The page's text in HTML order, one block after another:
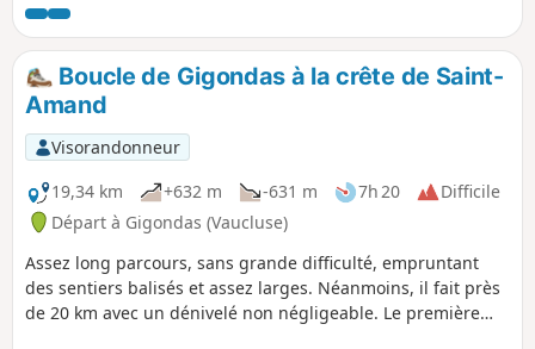
particulière. On chemine sur des pistes
et des sentes forestières, souvent à
l'ombre des pins et des chênes. Le
retour par le haut du village est
l'occasion de découvrir des restes de
fortifications intéressantes.
Boucle de Gigondas à la crête de Saint-
Amand
Visorandonneur
19,34 km
+632 m -631 m 7h 20
Difficile
Départ à Gigondas (Vaucluse)
Assez long parcours, sans grande difficulté, empruntant
des sentiers balisés et assez larges. Néanmoins, il fait près
de 20 km avec un dénivelé non négligeable. Le première